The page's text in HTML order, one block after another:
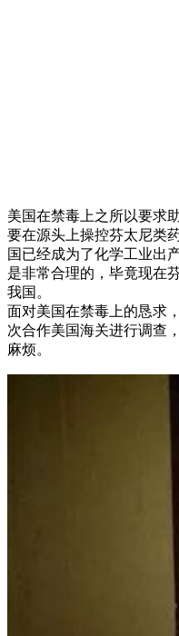
美国在禁毒上之所以要求
要在源头上操控芬太尼类
国已经成为了化学工业出
是非常合理的，毕竟现在
我国。
面对美国在禁毒上的恳求
次合作美国海关进行调查
麻烦。